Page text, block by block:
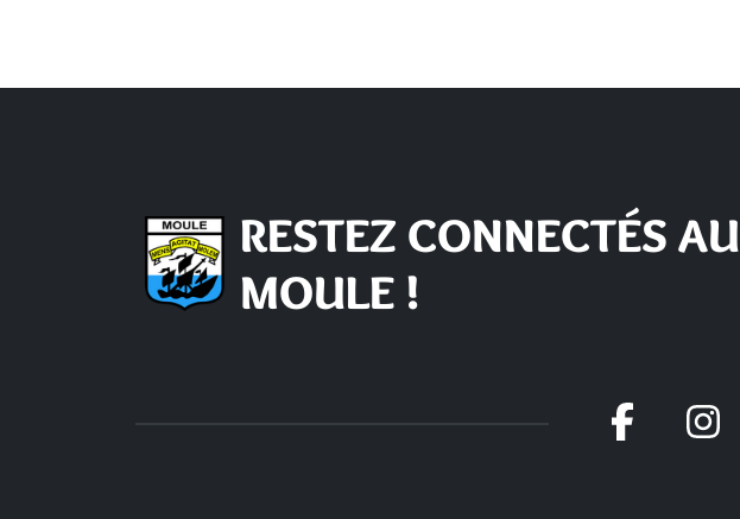
RESTEZ CONNECTÉS AU
MOULE !